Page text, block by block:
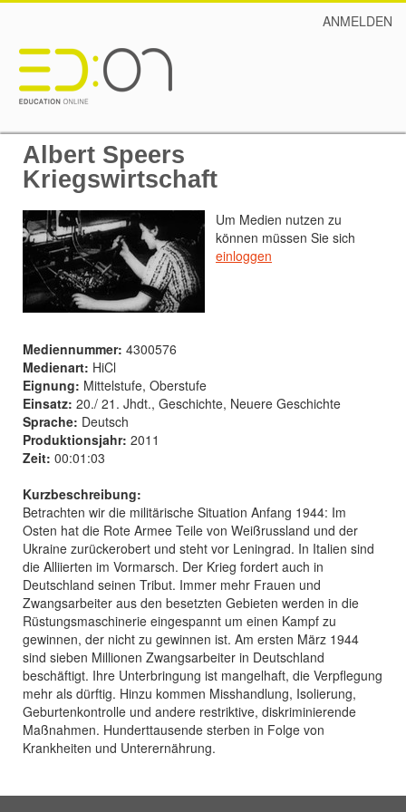
ANMELDEN
Albert Speers
Kriegswirtschaft
Um Medien nutzen zu
können müssen Sie sich
einloggen
Mediennummer: 4300576
Medienart: HiCl
Eignung: Mittelstufe, Oberstufe
Einsatz: 20./ 21. Jhdt., Geschichte, Neuere Geschichte
Sprache: Deutsch
Produktionsjahr: 2011
Zeit: 00:01:03
Kurzbeschreibung:
Betrachten wir die militärische Situation Anfang 1944: Im
Osten hat die Rote Armee Teile von Weißrussland und der
Ukraine zurückerobert und steht vor Leningrad. In Italien sind
die Alliierten im Vormarsch. Der Krieg fordert auch in
Deutschland seinen Tribut. Immer mehr Frauen und
Zwangsarbeiter aus den besetzten Gebieten werden in die
Rüstungsmaschinerie eingespannt um einen Kampf zu
gewinnen, der nicht zu gewinnen ist. Am ersten März 1944
sind sieben Millionen Zwangsarbeiter in Deutschland
beschäftigt. Ihre Unterbringung ist mangelhaft, die Verpflegung
mehr als dürftig. Hinzu kommen Misshandlung, Isolierung,
Geburtenkontrolle und andere restriktive, diskriminierende
Maßnahmen. Hunderttausende sterben in Folge von
Krankheiten und Unterernährung.